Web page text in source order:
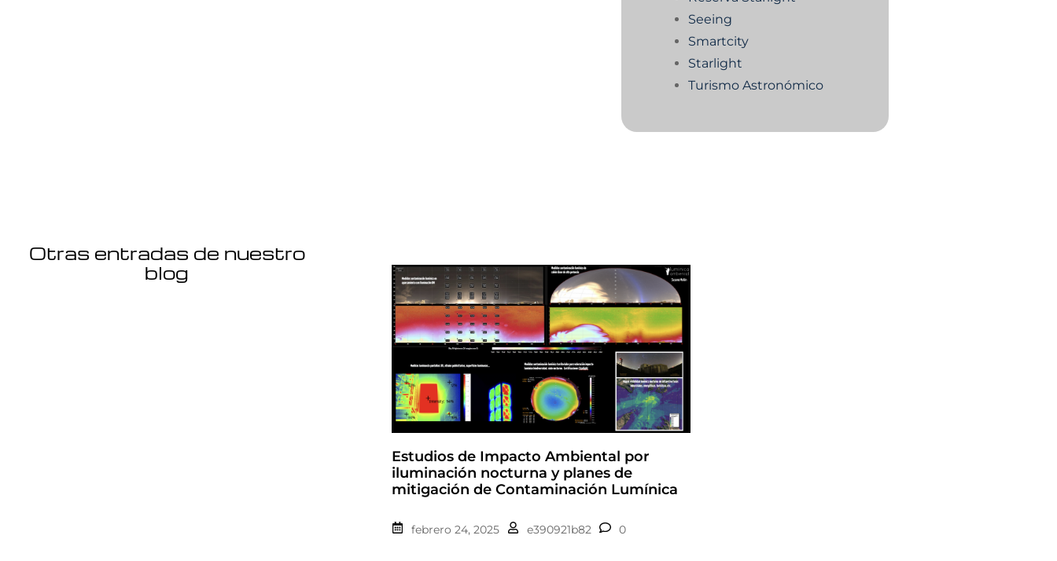
Seeing
Smartcity
Starlight
Turismo Astronómico
Otras entradas de nuestro
blog
Estudios de Impacto Ambiental por
iluminación nocturna y planes de
mitigación de Contaminación Lumínica
febrero 24, 2025 e390921b82 0